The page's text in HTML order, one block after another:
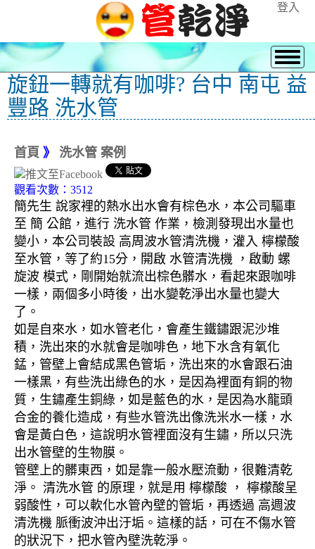
登入
旋鈕一轉就有咖啡? 台中 南屯 益
豐路 洗水管
首頁 》 洗水管 案例
觀看次數：3512
簡先生 說家裡的熱水出水會有棕色水，本公司驅車
至 簡 公館，進行 洗水管 作業，檢測發現出水量也
變小，本公司裝設 高周波水管清洗機，灌入 檸檬酸
至水管，等了約15分，開啟 水管清洗機 ，啟動 螺
旋波 模式，剛開始就流出棕色髒水，看起來跟咖啡
一樣，兩個多小時後，出水變乾淨出水量也變大
了。
如是自來水，如水管老化，會產生鐵鏽跟泥沙堆
積，洗出來的水就會是咖啡色，地下水含有氧化
錳，管壁上會結成黑色管垢，洗出來的水會跟石油
一樣黑，有些洗出綠色的水，是因為裡面有銅的物
質，生鏽產生銅綠，如是藍色的水，是因為水龍頭
合金的養化造成，有些水管洗出像洗米水一樣，水
會是黃白色，這說明水管裡面沒有生鏽，所以只洗
出水管壁的生物膜。
管壁上的髒東西，如是靠一般水壓流動，很難清乾
淨。 清洗水管 的原理，就是用 檸檬酸 ， 檸檬酸呈
弱酸性，可以軟化水管內壁的管垢，再透過 高週波
清洗機 脈衝波沖出汙垢。這樣的話，可在不傷水管
的狀況下，把水管內壁洗乾淨。